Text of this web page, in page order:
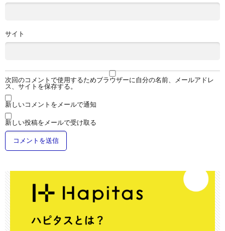
サイト
次回のコメントで使用するためブラウザーに自分の名前、メールアドレ
ス、サイトを保存する。
新しいコメントをメールで通知
新しい投稿をメールで受け取る